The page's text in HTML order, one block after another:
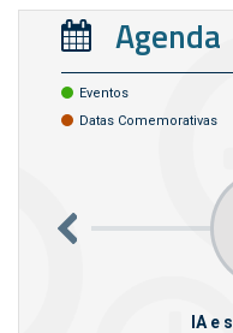
Agenda
Eventos
Datas Comemorativas
IA e